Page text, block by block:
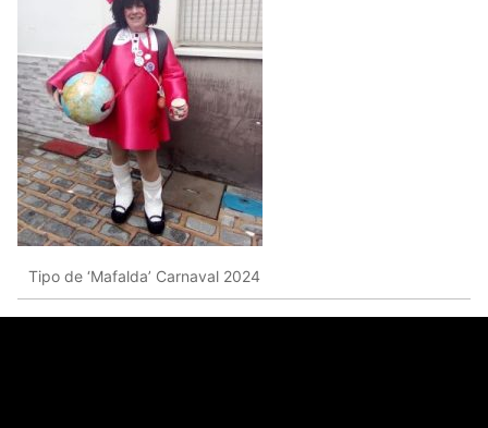
Tipo de ‘Mafalda’ Carnaval 2024